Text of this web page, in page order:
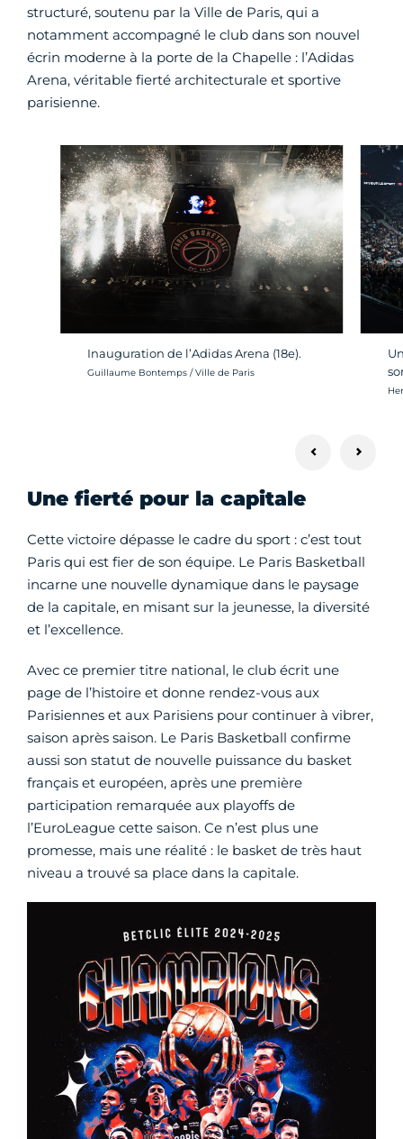
structuré, soutenu par la Ville de Paris, qui a
notamment accompagné le club dans son nouvel
écrin moderne à la porte de la Chapelle : l’Adidas
Arena, véritable fierté architecturale et sportive
parisienne.
Inauguration de l’Adidas Arena (18e).
Crédit photo :
Guillaume Bontemps / Ville de Paris
Une fierté pour la capitale
Cette victoire dépasse le cadre du sport : c’est tout
Paris qui est fier de son équipe. Le Paris Basketball
incarne une nouvelle dynamique dans le paysage
de la capitale, en misant sur la jeunesse, la diversité
et l’excellence.
Avec ce premier titre national, le club écrit une
page de l’histoire et donne rendez-vous aux
Parisiennes et aux Parisiens pour continuer à vibrer,
saison après saison. Le Paris Basketball confirme
aussi son statut de nouvelle puissance du basket
français et européen, après une première
participation remarquée aux playoffs de
l’EuroLeague cette saison. Ce n’est plus une
promesse, mais une réalité : le basket de très haut
niveau a trouvé sa place dans la capitale.